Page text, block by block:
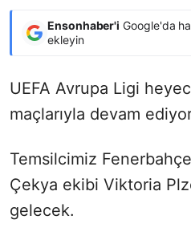
Ensonhaber'i Google'da
ekleyin
UEFA Avrupa Ligi
maçlarıyla devam
Temsilcimiz
Çekya ekibi Viktoria
gelecek.